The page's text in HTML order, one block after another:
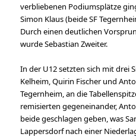
verbliebenen Podiumsplätze
Simon Klaus (beide SF
Durch einen deutlichen
wurde Sebastian Zweiter.
In der U12 setzten sich mit drei
Kelheim, Quirin Fischer und
Tegernheim, an die
remisierten gegeneinander,
beide geschlagen geben, was
Lappersdorf nach einer